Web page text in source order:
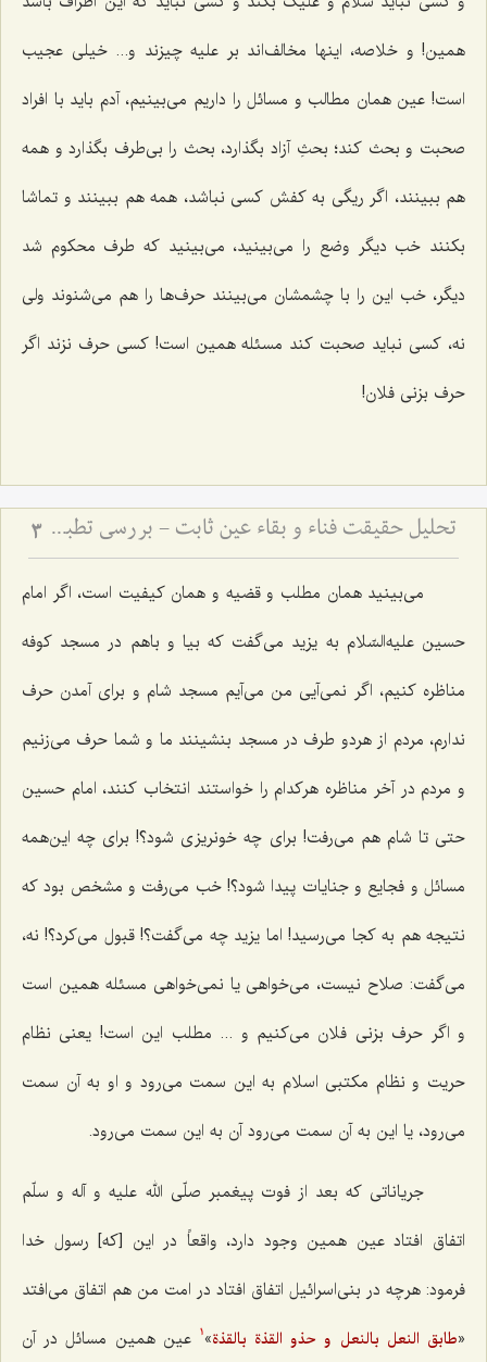
همین! و خلاصه، اینها مخالف‌اند بر علیه چیز‌ند و... خیلى عجیب
است! عین همان مطالب و مسائل را داریم مى‌بینیم، آدم باید با افراد
صحبت و بحث کند؛ بحثِ آزاد بگذارد، بحث را بی‌طرف بگذارد و همه
هم ببینند، اگر ریگى به کفش کسى نباشد، همه هم ببینند و تماشا
بکنند خب دیگر وضع را مى‌بینید، می‌بینید که طرف محکوم شد
دیگر، خب این را با چشمشان مى‌بینند حرف‌ها را هم مى‌شنوند ولى
نه، کسى نباید صحبت کند مسئله همین است! کسى حرف نزند اگر
حرف بزنى فلان!
تحلیل حقیقت فناء و بقاء عین ثابت - بررسی تطبیقی دیدگاه‌های عرفانی و فلسفی در سیر و سلوک 3
مى‌بینید همان مطلب و قضیه و همان کیفیت است، اگر امام
حسین علیه‌السّلام به یزید مى‌گفت که بیا و باهم در مسجد کوفه
مناظره کنیم، اگر نمى‌آیی من مى‌آیم مسجد شام و براى آمدن حرف
ندارم، مردم از هردو طرف در مسجد بنشینند ما و شما حرف مى‌زنیم
و مردم در آخر مناظره هرکدام را خواستند انتخاب کنند، امام حسین
حتى تا شام هم مى‌رفت! براى چه خونریزى شود؟! براى چه این‌همه
مسائل و فجایع و جنایات پیدا شود؟! خب مى‌رفت و مشخص بود که
نتیجه هم به کجا می‌رسید! اما یزید چه مى‌گفت؟! قبول مى‌کرد؟! نه،
می‌گفت: صلاح نیست، مى‌خواهى یا نمى‌خواهى مسئله همین است
و اگر حرف بزنى فلان مى‌کنیم و ... مطلب این است! یعنى نظام
حریت و نظام مکتبى اسلام به این سمت مى‌رود و او به آن سمت
مى‌رود، یا این به آن سمت مى‌رود آن به این سمت مى‌رود.
جریاناتى که بعد از فوت پیغمبر صلّى ‌الله ‌علیه ‌و آله و سلّم
اتفاق افتاد عین همین وجود دارد، واقعاً در این [که] رسول خدا
فرمود: هرچه در بنی‌اسرائیل اتفاق افتاد در امت من هم اتفاق مى‌افتد
«طابق النعل بالنعل و حذو القذة بالقذة»
1
عین همین مسائل در آن